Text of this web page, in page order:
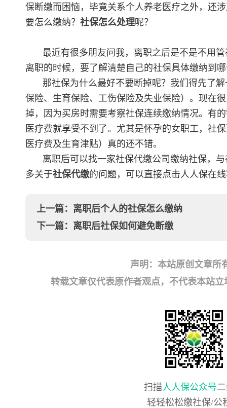
保断缴而困恼，毕竟关系个人养老医疗之外，还
要怎么缴纳？ 社保怎么处理呢？
最近有很多朋友问我，离职之后是不是不用
离职的时候，要了解清楚自己的社保具体缴纳到
那社保为什么最好不要断掉呢？我们得先了
保险、生育保险、工伤保险及失业保险）。现在
掉，因为买房时需要考察社保连续缴纳情况。有
医疗费就享受不到了。尤其是怀孕的女职工，社
医疗费及生育津贴）真的还不错。
离职后可以找一家社保代缴公司缴纳社保，
多关于社保代缴的问题，可以直接点击人人保在
上一篇： 离职后个人的社保怎么缴纳
下一篇： 离职后社保如何避免断缴
声明：本站原创文章所
转载文章仅代表原作者观点，不代表本站
扫描人人保公众号
轻轻松松缴社保/公